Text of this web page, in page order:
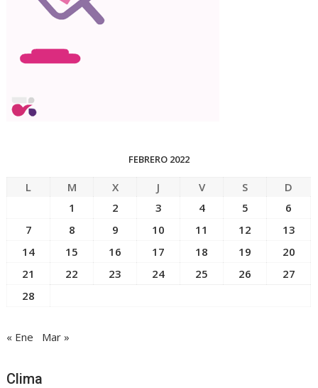
FEBRERO 2022
L M X J V S
D
1
2 3 4 5
6
7
8 9 10 11 12
13
14
15 16 17 18 19
20
21
22 23 24 25 26
27
28
« Ene Mar »
Clima